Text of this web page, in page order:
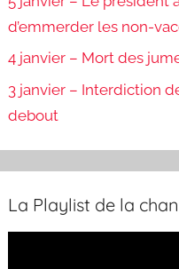
d’emmerder les non-
4 janvier – Mort des
3 janvier – Interdiction
debout
La Playlist de la